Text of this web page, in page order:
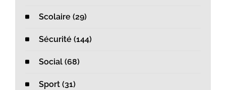
Scolaire (29)
Sécurité (144)
Social (68)
Sport (31)